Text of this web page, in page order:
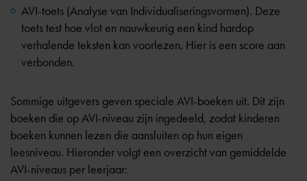
AVI-toets (Analyse van Individualiseringsvormen). Deze
toets test hoe vlot en nauwkeurig een kind hardop
verhalende teksten kan voorlezen. Hier is een score aan
verbonden.
Sommige uitgevers geven speciale AVI-boeken uit. Dit zijn
boeken die op AVI-niveau zijn ingedeeld, zodat kinderen
boeken kunnen lezen die aansluiten op hun eigen
leesniveau. Hieronder volgt een overzicht van gemiddelde
AVI-niveaus per leerjaar: